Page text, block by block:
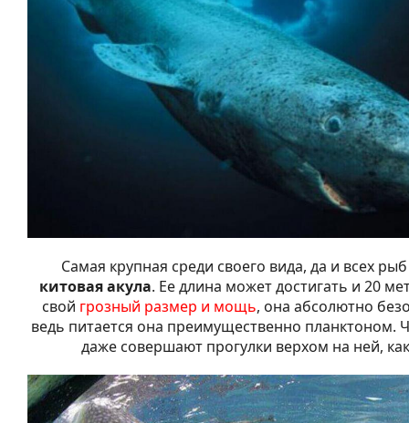
Самая крупная среди своего вида, да и всех
китовая акула. Ее длина может достигать и 20
свой грозный размер и мощь, она абсолютно
ведь питается она преимущественно планктоном.
даже совершают прогулки верхом на ней,